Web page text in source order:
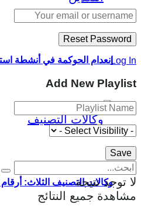
انعدام الحوكمة في أنشطة
وكالات التصنيف الثلاث:
Log In
Add New Playlist
لا توجد نتيجة
مشاهدة جميع النتائج